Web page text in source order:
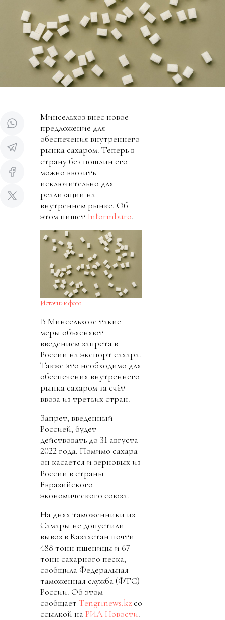
Минсельхоз внес новое
предложение для
обеспечения внутреннего
рынка сахаром. Теперь в
страну без пошлин его
можно ввозить
исключительно для
реализации на
внутреннем рынке. Об
этом пишет Informburo.
Источник фото
В Минсельхозе такие
меры объясняют
введением запрета в
России на экспорт сахара.
Также это необходимо для
обеспечения внутреннего
рынка сахаром за счёт
ввоза из третьих стран.
Запрет, введенный
Россией, будет
действовать до 31 августа
2022 года. Помимо сахара
он касается и зерновых из
России в страны
Евразийского
экономического союза.
На днях таможенники из
Самары не допустили
вывоз в Казахстан почти
488 тонн пшеницы и 67
тонн сахарного песка,
сообщила Федеральная
таможенная служба (ФТС)
России. Об этом
сообщает Tengrinews.kz со
ссылкой наРИА Новости.